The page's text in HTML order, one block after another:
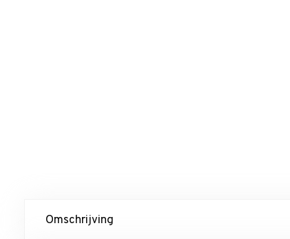
Omschrijving